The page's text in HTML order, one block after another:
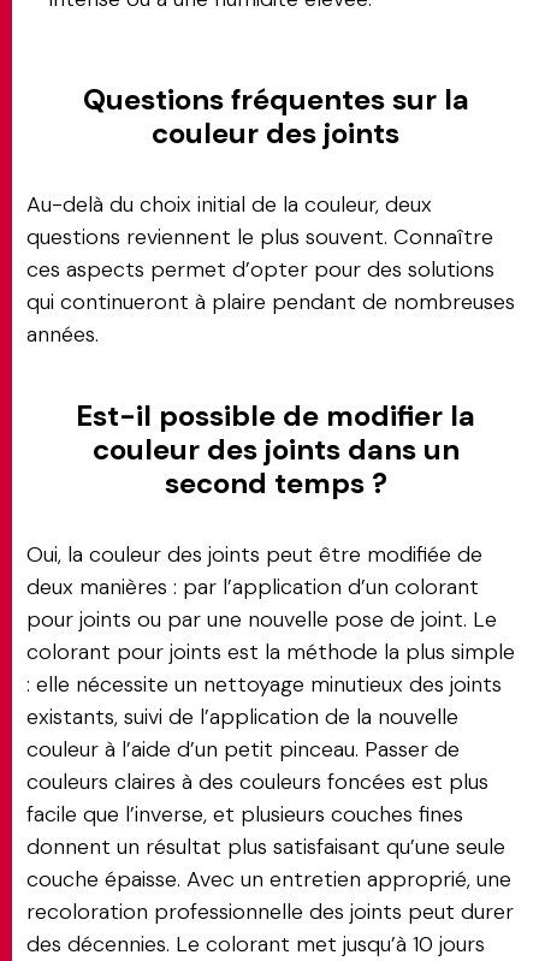
Questions fréquentes sur la
couleur des joints
Au-delà du choix initial de la couleur, deux
questions reviennent le plus souvent. Connaître
ces aspects permet d’opter pour des solutions
qui continueront à plaire pendant de nombreuses
années.
Est-il possible de modifier la
couleur des joints dans un
second temps ?
Oui, la couleur des joints peut être modifiée de
deux manières : par l’application d’un colorant
pour joints ou par une nouvelle pose de joint. Le
colorant pour joints est la méthode la plus simple
: elle nécessite un nettoyage minutieux des joints
existants, suivi de l’application de la nouvelle
couleur à l’aide d’un petit pinceau. Passer de
couleurs claires à des couleurs foncées est plus
facile que l’inverse, et plusieurs couches fines
donnent un résultat plus satisfaisant qu’une seule
couche épaisse. Avec un entretien approprié, une
recoloration professionnelle des joints peut durer
des décennies. Le colorant met jusqu’à 10 jours